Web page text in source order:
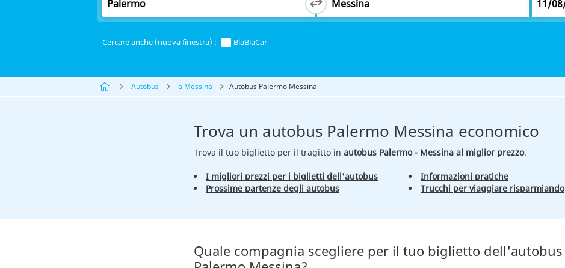
Cercare anche (nuova finestra) : BlaBlaCar
Autobus a Messina Autobus Palermo Messina
Trova un autobus Palermo Messina economico
Trova il tuo biglietto per il tragitto in autobus Palermo - Messina al miglior prezzo.
I migliori prezzi per i biglietti dell'autobus
Prossime partenze degli autobus
Informazioni pratiche
Trucchi per viaggiare risparmiando
Quale compagnia scegliere per il tuo biglietto dell'autobus